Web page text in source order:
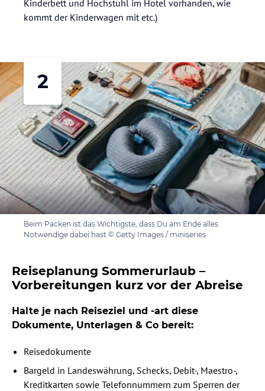
Kinderbett und Hochstuhl im Hotel vorhanden, wie
kommt der Kinderwagen mit etc.)
2
Beim Packen ist das Wichtigste, dass Du am Ende alles
Notwendige dabei hast © Getty Images / miniseries
Reiseplanung Sommerurlaub –
Vorbereitungen kurz vor der Abreise
Halte je nach Reiseziel und -art diese
Dokumente, Unterlagen & Co bereit:
Reisedokumente
Bargeld in Landeswährung, Schecks, Debit-, Maestro-,
Kreditkarten sowie Telefonnummern zum Sperren der